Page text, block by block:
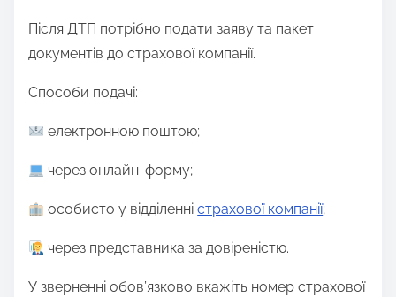
Після ДТП потрібно подати заяву та пакет
документів до страхової компанії.
Способи подачі:
електронною поштою;
через онлайн-форму;
особисто у відділенністрахової компанії;
через представника за довіреністю.
У зверненні обов’язково вкажіть номер страхової